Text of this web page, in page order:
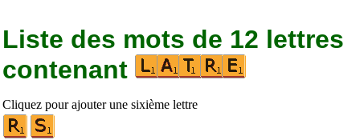
Liste des mots de 12 lettres
contenant
Cliquez pour ajouter une sixième lettre